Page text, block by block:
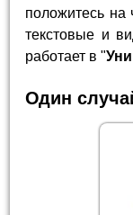
положитесь на
текстовые и
работает в "
Один